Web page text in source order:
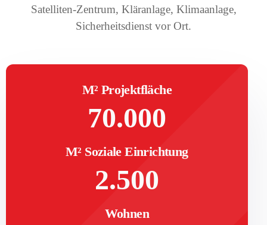
Satelliten-Zentrum, Kläranlage, Klimaanlage,
Sicherheitsdienst vor Ort.
M² Projektfläche
70.000
M² Soziale Einrichtung
2.500
Wohnen